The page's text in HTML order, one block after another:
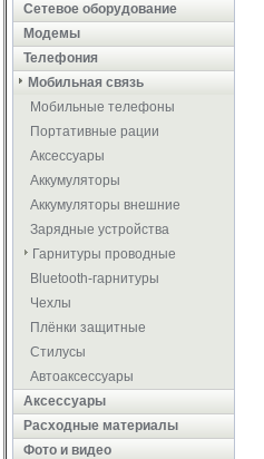
Сетевое оборудование
Модемы
Телефония
Мобильная связь
Мобильные телефоны
Портативные рации
Аксессуары
Аккумуляторы
Аккумуляторы внешние
Зарядные устройства
Гарнитуры проводные
Bluetooth-гарнитуры
Чехлы
Плёнки защитные
Стилусы
Автоаксессуары
Аксессуары
Расходные материалы
Фото и видео